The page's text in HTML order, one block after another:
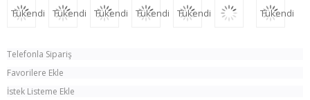
Tükendi Tükendi Tükendi Tükendi Tükendi Tükendi
Telefonla Sipariş
Favorilere Ekle
İstek Listeme Ekle